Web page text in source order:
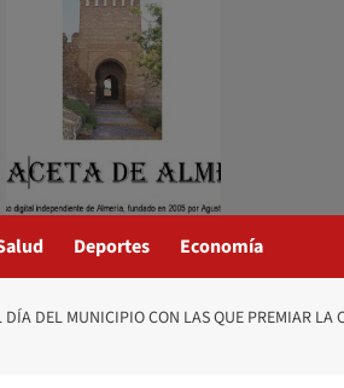
Deportes Economía
DEL MUNICIPIO CON LAS QUE PREMIAR